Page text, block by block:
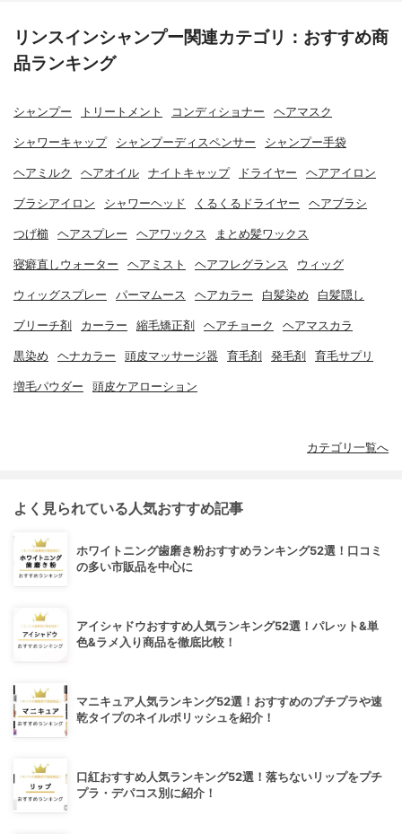
リンスインシャンプー関連カテゴリ：おすすめ商
品ランキング
シャンプー トリートメント コンディショナー ヘアマスク
シャワーキャップ シャンプーディスペンサー シャンプー手袋
ヘアミルク ヘアオイル ナイトキャップ ドライヤー ヘアアイロン
ブラシアイロン シャワーヘッド くるくるドライヤー ヘアブラシ
つげ櫛 ヘアスプレー ヘアワックス まとめ髪ワックス
寝癖直しウォーター ヘアミスト ヘアフレグランス ウィッグ
ウィッグスプレー パーマムース ヘアカラー 白髪染め 白髪隠し
ブリーチ剤 カーラー 縮毛矯正剤 ヘアチョーク ヘアマスカラ
黒染め ヘナカラー 頭皮マッサージ器 育毛剤 発毛剤 育毛サプリ
増毛パウダー 頭皮ケアローション
カテゴリ一覧へ
よく見られている人気おすすめ記事
ホワイトニング歯磨き粉おすすめランキング52選！口コミ
の多い市販品を中心に
アイシャドウおすすめ人気ランキング52選！パレット&単
色&ラメ入り商品を徹底比較！
マニキュア人気ランキング52選！おすすめのプチプラや速
乾タイプのネイルポリッシュを紹介！
口紅おすすめ人気ランキング52選！落ちないリップをプチ
プラ・デパコス別に紹介！